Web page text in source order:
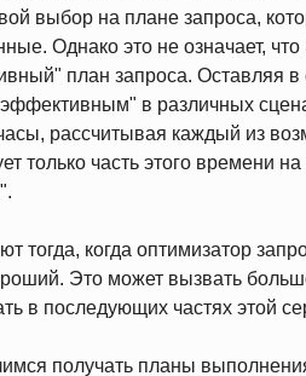
выбор на плане запроса,
Однако это не означает,
план запроса. Оставляя в
в различных
рассчитывая каждый из
только часть этого времени
тогда, когда оптимизатор
Это может вызвать
в последующих частях этой
получать планы